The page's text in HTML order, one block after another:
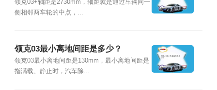
领克03+轴距是2730mm，轴距就是通过车辆同一
侧相邻两车轮的中点，...
领克03最小离地间距是多少？
领克03最小离地间距是130mm，最小离地间距是
指满载、静止时，汽车除...